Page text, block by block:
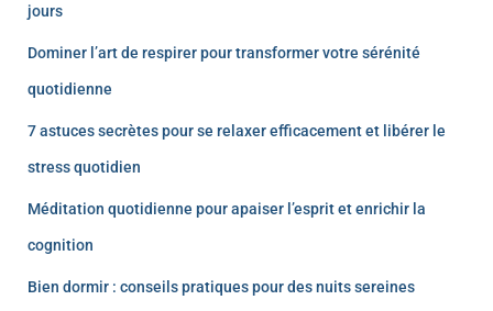
jours
Dominer l’art de respirer pour transformer votre sérénité
quotidienne
7 astuces secrètes pour se relaxer efficacement et libérer le
stress quotidien
Méditation quotidienne pour apaiser l’esprit et enrichir la
cognition
Bien dormir : conseils pratiques pour des nuits sereines